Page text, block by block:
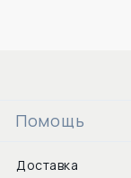
Помощь
Доставка